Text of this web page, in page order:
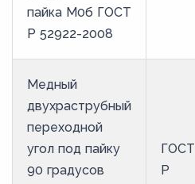
пайка М0б ГОСТ
Р 52922-2008
Медный
двухраструбный
переходной
угол под пайку
90 градусов
ГОСТ
Р